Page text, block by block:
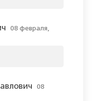
08 февраля,
08